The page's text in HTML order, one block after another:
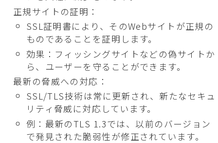
正規サイトの証明：
SSL証明書により、そのWebサイトが正規の
ものであることを証明します。
効果：フィッシングサイトなどの偽サイトか
ら、ユーザーを守ることができます。
最新の脅威への対応：
SSL/TLS技術は常に更新され、新たなセキュ
リティ脅威に対応しています。
例：最新のTLS 1.3では、以前のバージョン
で発見された脆弱性が修正されています。